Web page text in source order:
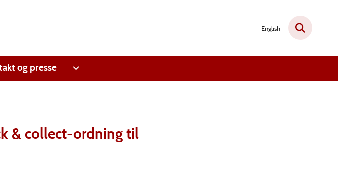
English
og presse
& collect-ordning til